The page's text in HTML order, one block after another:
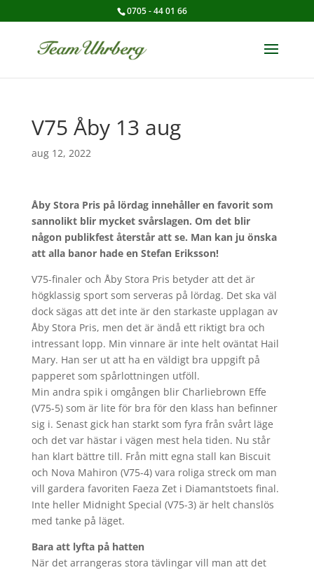
0705 - 44 01 66
V75 Åby 13 aug
aug 12, 2022
Åby Stora Pris på lördag innehåller en favorit som
sannolikt blir mycket svårslagen. Om det blir
någon publikfest återstår att se. Man kan ju önska
att alla banor hade en Stefan Eriksson!
V75-finaler och Åby Stora Pris betyder att det är
högklassig sport som serveras på lördag. Det ska väl
dock sägas att det inte är den starkaste upplagan av
Åby Stora Pris, men det är ändå ett riktigt bra och
intressant lopp. Min vinnare är inte helt oväntat Hail
Mary. Han ser ut att ha en väldigt bra uppgift på
papperet som spårlottningen utföll.
Min andra spik i omgången blir Charliebrown Effe
(V75-5) som är lite för bra för den klass han befinner
sig i. Senast gick han starkt som fyra från svårt läge
och det var hästar i vägen mest hela tiden. Nu står
han klart bättre till. Från mitt egna stall kan Biscuit
och Nova Mahiron (V75-4) vara roliga streck om man
vill gardera favoriten Faeza Zet i Diamantstoets final.
Inte heller Midnight Special (V75-3) är helt chanslös
med tanke på läget.
Bara att lyfta på hatten
När det arrangeras stora tävlingar vill man att det